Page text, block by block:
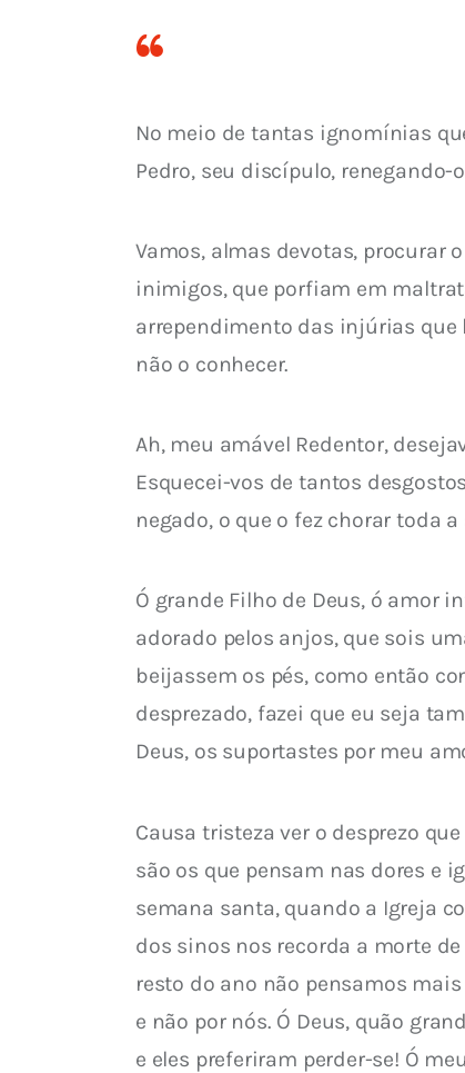
No meio de tantas ignomínias
Pedro, seu discípulo,
Vamos, almas devotas, procurar
inimigos, que porfiam em
arrependimento das injúrias que
não o conhecer.
Ah, meu amável Redentor,
Esquecei-vos de tantos
negado, o que o fez chorar toda
Ó grande Filho de Deus, ó amor
adorado pelos anjos, que sois
beijassem os pés, como então
desprezado, fazei que eu seja
Deus, os suportastes por meu
Causa tristeza ver o desprezo
são os que pensam nas dores e
semana santa, quando a Igreja
dos sinos nos recorda a morte
resto do ano não pensamos
e não por nós. Ó Deus, quão
e eles preferiram perder-se! Ó